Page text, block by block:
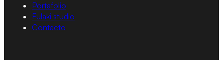
Portafolio
Fulaki studio
Contacto